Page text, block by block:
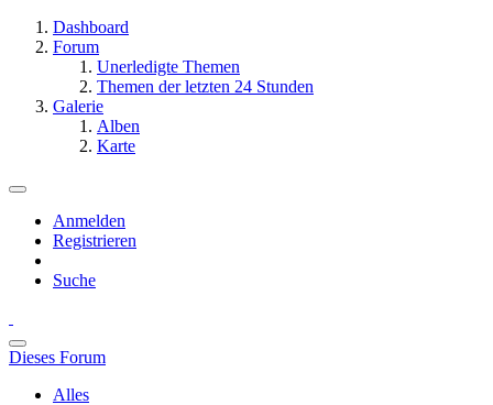
Dashboard
Forum
Unerledigte Themen
Themen der letzten 24 Stunden
Galerie
Alben
Karte
Anmelden
Registrieren
Suche
Dieses Forum
Alles